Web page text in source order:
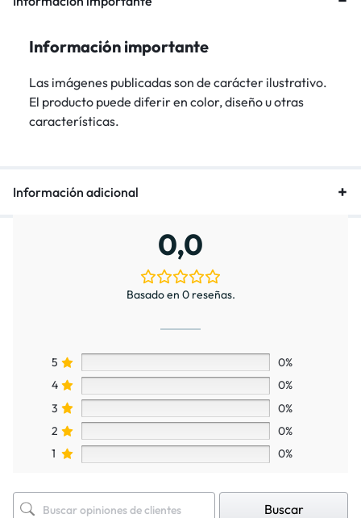
Información importante
Las imágenes publicadas son de carácter ilustrativo.
El producto puede diferir en color, diseño u otras
características.
Información adicional
0,0
Basado en 0 reseñas.
5
0%
4
0%
3
0%
2
0%
1
0%
Buscar